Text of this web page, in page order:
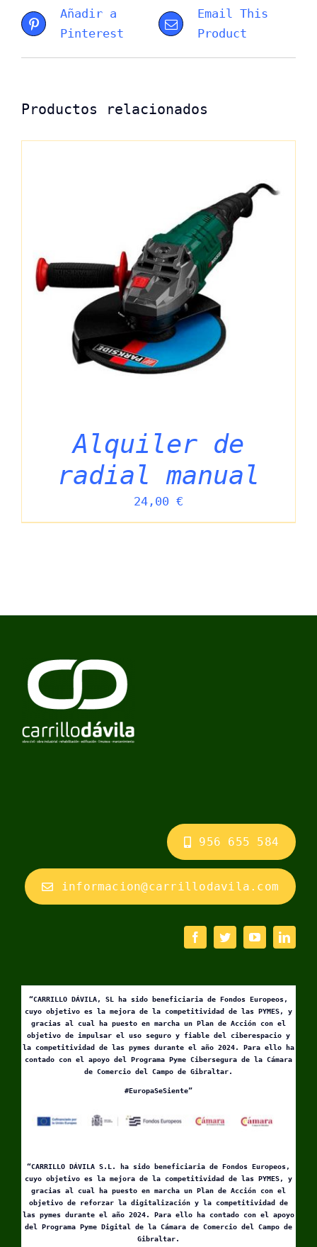
Añadir a
Pinterest
Email This
Product
Productos relacionados
Alquiler de
radial manual
24,00 €
956 655 584
informacion@carrillodavila.com
“CARRILLO DÁVILA, SL ha sido beneficiaria de Fondos Europeos,
cuyo objetivo es la mejora de la competitividad de las PYMES, y
gracias al cual ha puesto en marcha un Plan de Acción con el
objetivo de impulsar el uso seguro y fiable del ciberespacio y
la competitividad de las pymes durante el año 2024. Para ello ha
contado con el apoyo del Programa Pyme Cibersegura de la Cámara
de Comercio del Campo de Gibraltar.
#EuropaSeSiente”
“CARRILLO DÁVILA S.L. ha sido beneficiaria de Fondos Europeos,
cuyo objetivo es la mejora de la competitividad de las PYMES, y
gracias al cual ha puesto en marcha un Plan de Acción con el
objetivo de reforzar la digitalización y la competitividad de
las pymes durante el año 2024. Para ello ha contado con el apoyo
del Programa Pyme Digital de la Cámara de Comercio del Campo de
Gibraltar.